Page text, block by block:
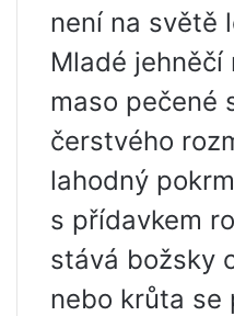
není na světě
Mladé jehněčí
maso pečené
čerstvého
lahodný
s přídavkem
stává božsky
nebo krůta se